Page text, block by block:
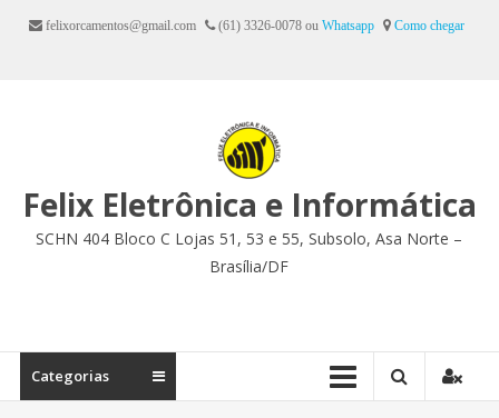
para
felixorcamentos@gmail.com (61) 3326-0078 ou Whatsapp Como chegar
Felix Eletrônica e Informática
SCHN 404 Bloco C Lojas 51, 53 e 55, Subsolo, Asa Norte –
Brasília/DF
Categorias